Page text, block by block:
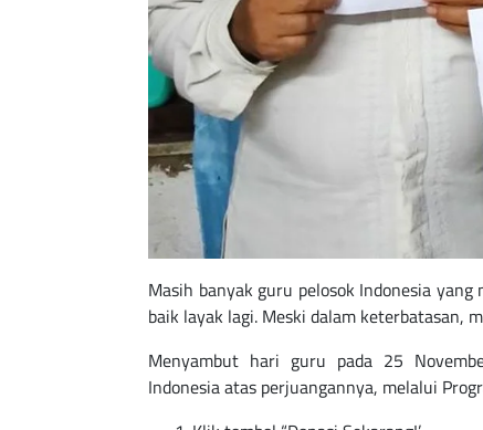
Masih banyak guru pelosok Indonesia
baik layak lagi. Meski dalam keterbatasan,
Menyambut hari guru pada 25
Indonesia atas perjuangannya, melalui